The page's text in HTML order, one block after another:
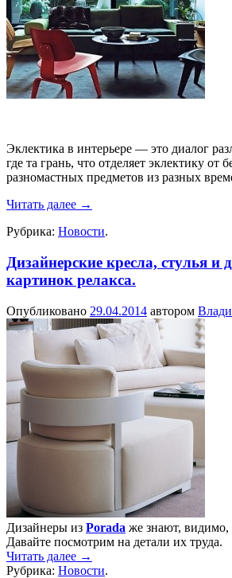
Эклектика в интерьере — это диалог
где та грань, что отделяет эклектику от
разномастных предметов из разных
Читать далее →
Рубрика: Новости.
Дизайнерские кресла, стулья и
картинок релакса.
Опубликовано 29.04.2014 автором
Дизайнеры из Porada же знают, видимо,
Давайте посмотрим на детали их труда.
Читать далее →
Рубрика: Новости.